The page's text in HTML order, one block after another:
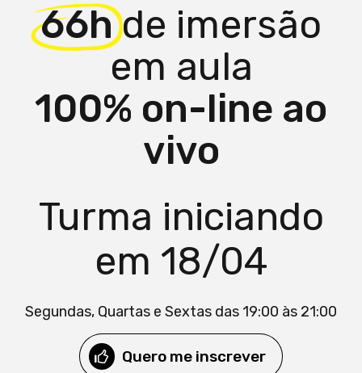
66hde imersão
em aula
100% on-line ao
vivo
Turma iniciando
em 18/04
Segundas, Quartas e Sextas das 19:00 às 21:00
Quero me inscrever